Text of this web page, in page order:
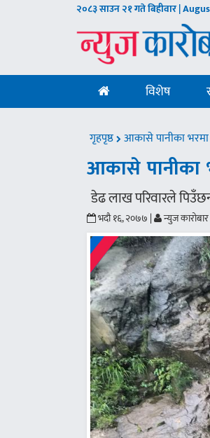
२०८३ साउन २१ गते बिहीवार |
विशेष
गृहपृष्ठ आकासे पानीका भरमा
आकासे पानीका
डेढ लाख परिवारले
भदौ १६, २०७७ | न्युज